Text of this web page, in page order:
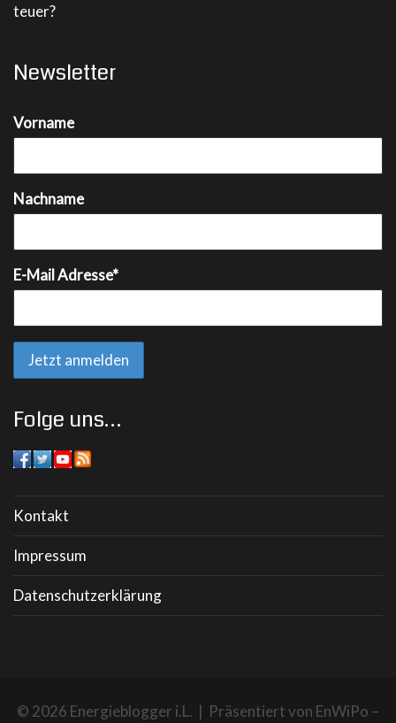
teuer?
Newsletter
Vorname
Nachname
E-Mail Adresse*
Folge uns…
Kontakt
Impressum
Datenschutzerklärung
© 2026 Energieblogger i.L. | Präsentiert von EnWiPo –